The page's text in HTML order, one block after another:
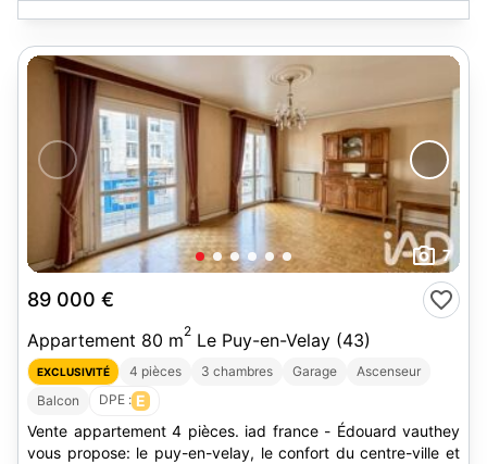
7
89 000 €
Appartement 80 m2 Le Puy-en-Velay (43)
EXCLUSIVITÉ 4 pièces 3 chambres Garage
Ascenseur
Balcon
DPE : E
Vente appartement 4 pièces. iad france - Édouard vauthey
vous propose: le puy-en-velay, le confort du centre-ville et